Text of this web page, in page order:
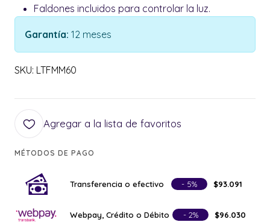
Faldones incluidos para controlar la luz.
Garantía: 12 meses
SKU: LTFMM60
Agregar a la lista de favoritos
MÉTODOS DE PAGO
Transferencia o efectivo - 5% $93.091
Webpay, Crédito o Débito - 2% $96.030